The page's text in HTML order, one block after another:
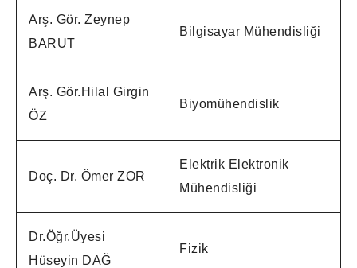
Arş. Gör. Zeynep
BARUT
Bilgisayar Mühendisliği
Arş. Gör.Hilal Girgin
ÖZ
Biyomühendislik
Doç. Dr. Ömer ZOR
Elektrik Elektronik
Mühendisliği
Dr.Öğr.Üyesi
Hüseyin DAĞ
Fizik